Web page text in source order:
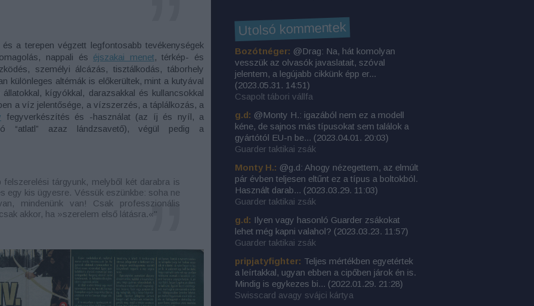
a terepen végzett legfontosabb tevékenységek
nappali és éjszakai menet, térkép- és
személyi álcázás, tisztálkodás, táborhely
különleges altémák is előkerültek, mint a kutyával
kígyókkal, darazsakkal és kullancsokkal
a víz jelentősége, a vízszerzés, a táplálkozás, a
fegyverkészítés és -használat (az íj és nyíl, a
“atlatl” azaz lándzsavető), végül pedig a
tárgyunk, melyből két darabra is
egy kis ügyesre. Véssük eszünkbe: soha ne
mindenünk van! Csak professzionális
akkor, ha »szerelem első látásra.«"
Utolsó kommentek
Bozótnéger: @Drag: Na, hát komolyan
vesszük az olvasók javaslatait, szóval
jelentem, a legújabb cikkünk épp er...
(2023.05.31. 14:51)
Csapolt tábori vállfa
g.d: @Monty H.: igazából nem ez a modell
kéne, de sajnos más típusokat sem találok a
gyártótól EU-n be... (2023.04.01. 20:03)
Guarder taktikai zsák
Monty H.: @g.d: Ahogy nézegettem, az elmúlt
pár évben teljesen eltűnt ez a típus a boltokból.
Használt darab... (2023.03.29. 11:03)
Guarder taktikai zsák
g.d: Ilyen vagy hasonló Guarder zsákokat
lehet még kapni valahol? (2023.03.23. 11:57)
Guarder taktikai zsák
pripjatyfighter: Teljes mértékben egyetértek
a leírtakkal, ugyan ebben a cipőben járok én is.
Mindig is egykezes bi... (2022.01.29. 21:28)
Swisscard avagy svájci kártya